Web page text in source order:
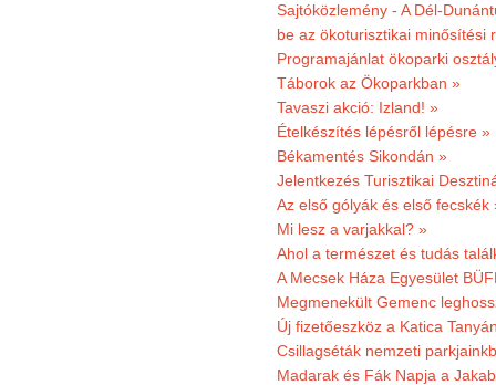
Sajtóközlemény - A Dél-
be az ökoturisztikai minősítési
Programajánlat ökoparki
Táborok az Ökoparkban »
Tavaszi akció: Izland! »
Ételkészítés lépésről lépésre »
Békamentés Sikondán »
Jelentkezés Turisztikai
Az első gólyák és első fecskék
Mi lesz a varjakkal? »
Ahol a természet és tudás
A Mecsek Háza Egyesület
Megmenekült Gemenc
Új fizetőeszköz a Katica
Csillagséták nemzeti
Madarak és Fák Napja a